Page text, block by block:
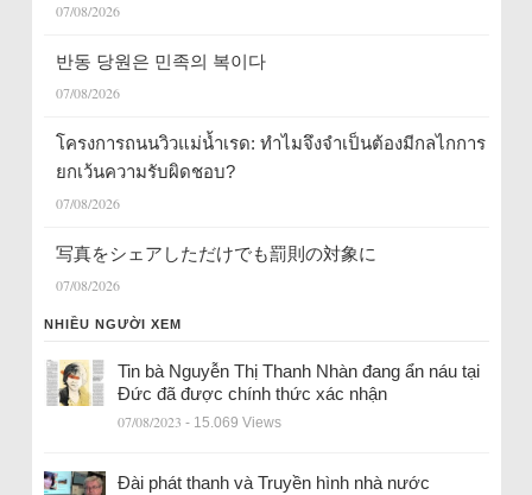
07/08/2026
반동 당원은 민족의 복이다
07/08/2026
โครงการถนนวิวแม่น้ำเรด: ทำไมจึงจำเป็นต้องมีกลไกการ
ยกเว้นความรับผิดชอบ?
07/08/2026
写真をシェアしただけでも罰則の対象に
07/08/2026
NHIỀU NGƯỜI XEM
Tin bà Nguyễn Thị Thanh Nhàn đang ẩn náu tại
Đức đã được chính thức xác nhận
07/08/2023 - 15.069 Views
Đài phát thanh và Truyền hình nhà nước